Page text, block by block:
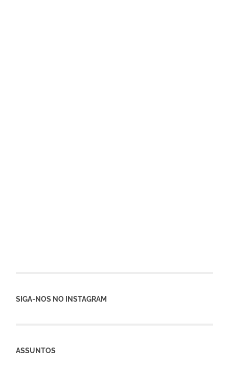
SIGA-NOS NO INSTAGRAM
ASSUNTOS